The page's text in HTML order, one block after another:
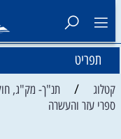
תפריט
קטלוג / תנ"ך- מק"ג,
ספרי עזר והעשרה